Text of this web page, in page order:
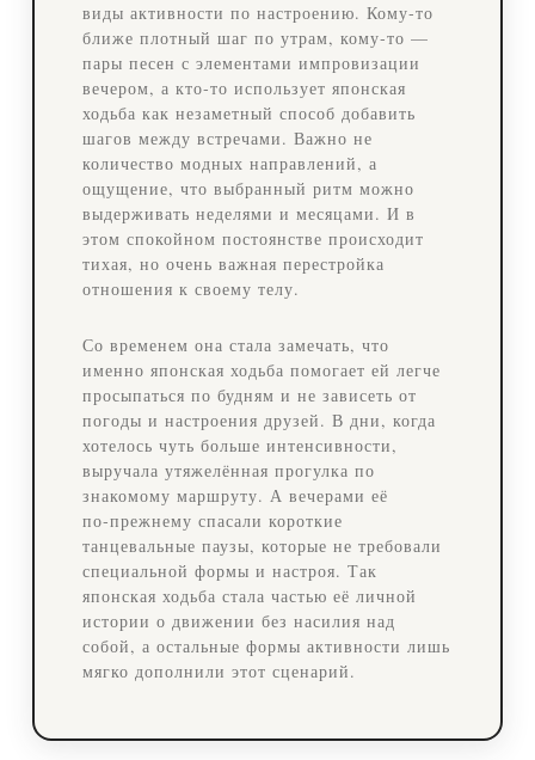
виды активности по настроению. Кому‑то
ближе плотный шаг по утрам, кому‑то —
пары песен с элементами импровизации
вечером, а кто‑то использует японская
ходьба как незаметный способ добавить
шагов между встречами. Важно не
количество модных направлений, а
ощущение, что выбранный ритм можно
выдерживать неделями и месяцами. И в
этом спокойном постоянстве происходит
тихая, но очень важная перестройка
отношения к своему телу.
Со временем она стала замечать, что
именно японская ходьба помогает ей легче
просыпаться по будням и не зависеть от
погоды и настроения друзей. В дни, когда
хотелось чуть больше интенсивности,
выручала утяжелённая прогулка по
знакомому маршруту. А вечерами её
по‑прежнему спасали короткие
танцевальные паузы, которые не требовали
специальной формы и настроя. Так
японская ходьба стала частью её личной
истории о движении без насилия над
собой, а остальные формы активности лишь
мягко дополнили этот сценарий.